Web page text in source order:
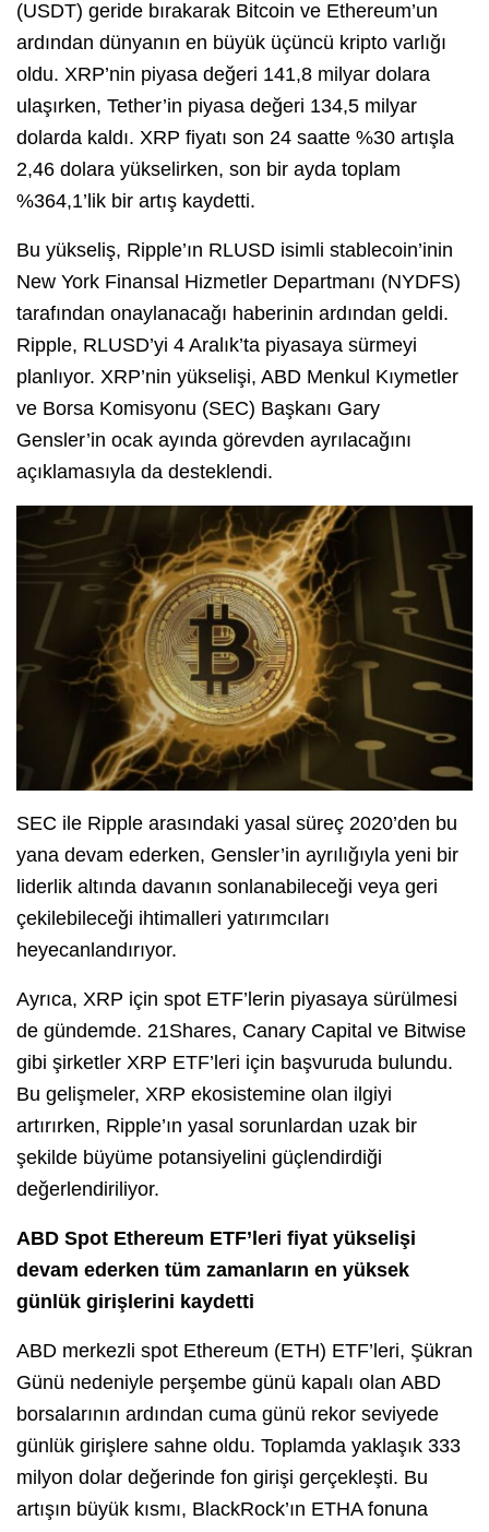
(USDT) geride bırakarak Bitcoin ve Ethereum’un
ardından dünyanın en büyük üçüncü kripto varlığı
oldu. XRP’nin piyasa değeri 141,8 milyar dolara
ulaşırken, Tether’in piyasa değeri 134,5 milyar
dolarda kaldı. XRP fiyatı son 24 saatte %30 artışla
2,46 dolara yükselirken, son bir ayda toplam
%364,1’lik bir artış kaydetti.
Bu yükseliş, Ripple’ın RLUSD isimli stablecoin’inin
New York Finansal Hizmetler Departmanı (NYDFS)
tarafından onaylanacağı haberinin ardından geldi.
Ripple, RLUSD’yi 4 Aralık’ta piyasaya sürmeyi
planlıyor. XRP’nin yükselişi, ABD Menkul Kıymetler
ve Borsa Komisyonu (SEC) Başkanı Gary
Gensler’in ocak ayında görevden ayrılacağını
açıklamasıyla da desteklendi.
SEC ile Ripple arasındaki yasal süreç 2020’den bu
yana devam ederken, Gensler’in ayrılığıyla yeni bir
liderlik altında davanın sonlanabileceği veya geri
çekilebileceği ihtimalleri yatırımcıları
heyecanlandırıyor.
Ayrıca, XRP için spot ETF’lerin piyasaya sürülmesi
de gündemde. 21Shares, Canary Capital ve Bitwise
gibi şirketler XRP ETF’leri için başvuruda bulundu.
Bu gelişmeler, XRP ekosistemine olan ilgiyi
artırırken, Ripple’ın yasal sorunlardan uzak bir
şekilde büyüme potansiyelini güçlendirdiği
değerlendiriliyor.
ABD Spot Ethereum ETF’leri fiyat yükselişi
devam ederken tüm zamanların en yüksek
günlük girişlerini kaydetti
ABD merkezli spot Ethereum (ETH) ETF’leri, Şükran
Günü nedeniyle perşembe günü kapalı olan ABD
borsalarının ardından cuma günü rekor seviyede
günlük girişlere sahne oldu. Toplamda yaklaşık 333
milyon dolar değerinde fon girişi gerçekleşti. Bu
artışın büyük kısmı, BlackRock’ın ETHA fonuna